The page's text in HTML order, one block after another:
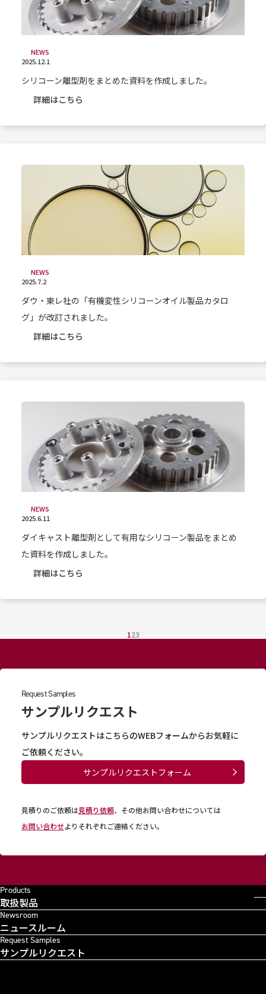
NEWS
2025.12.1
シリコーン離型剤をまとめた資料を作成しました。
詳細はこちら
NEWS
2025.7.2
ダウ・東レ社の「有機変性シリコーンオイル製品カタロ
グ」が改訂されました。
詳細はこちら
NEWS
2025.6.11
ダイキャスト離型剤として有用なシリコーン製品をまとめ
た資料を作成しました。
詳細はこちら
123
Request Samples
サンプルリクエスト
サンプルリクエストはこちらのWEBフォームからお気軽に
ご依頼ください。
サンプルリクエストフォーム
見積りのご依頼は見積り依頼、その他お問い合わせについては
お問い合わせよりそれぞれご連絡ください。
Products
取扱製品
Newsroom
ニュースルーム
Request Samples
サンプルリクエスト